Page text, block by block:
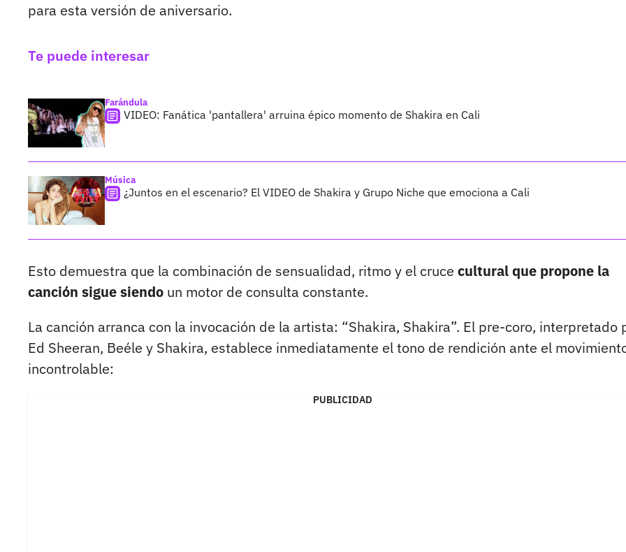
para esta versión de aniversario.
Te puede interesar
Farándula
VIDEO: Fanática 'pantallera' arruina épico momento de Shakira en Cali
Música
¿Juntos en el escenario? El VIDEO de Shakira y Grupo Niche que emociona a Cali
Esto demuestra que la combinación de sensualidad, ritmo y el cruce cultural que propone la
canción sigue siendo un motor de consulta constante.
La canción arranca con la invocación de la artista: “Shakira, Shakira”. El pre-coro, interpretado
Ed Sheeran, Beéle y Shakira, establece inmediatamente el tono de rendición ante el
incontrolable:
PUBLICIDAD